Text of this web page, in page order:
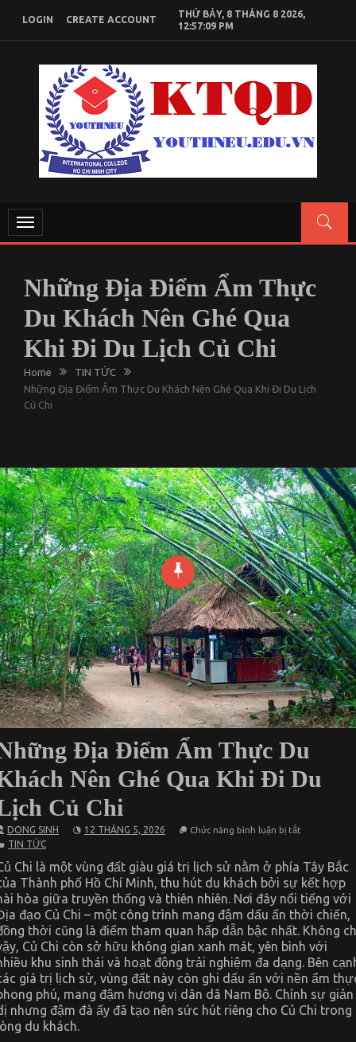
content
LOGIN CREATE ACCOUNT
THỨ BẢY, 8 THÁNG 8 2026,
12:57:09 PM
KIẾN THỨC KINH TẾ QUỐC DÂN
Toggle
navigation
Những Địa Điểm Ẩm Thực
Du Khách Nên Ghé Qua
Khi Đi Du Lịch Củ Chi
Home
TIN TỨC
Những Địa Điểm Ẩm Thực Du Khách Nên Ghé Qua Khi Đi Du Lịch
Củ Chi
Địa Điểm Ẩm Thực Du
Nên Ghé Qua Khi Đi Du
Củ Chi
DONG SINH 12 THÁNG 5, 2026 Chức năng bình luận bị tắt
Điểm
Ẩm
Thực
Du
Khách
Nên
Ghé
Qua
Khi
Đi
Du
Lịch
Củ
Chi
TIN TỨC
Chi là một vùng đất giàu giá trị lịch sử nằm ở phía Tây Bắc
Thành phố Hồ Chí Minh, thu hút du khách bởi sự kết hợp
hòa giữa truyền thống và thiên nhiên. Nơi đây nổi tiếng với
đạo Củ Chi – một công trình mang đậm dấu ấn thời chiến,
thời cũng là điểm tham quan hấp dẫn bậc nhất. Không
Củ Chi còn sở hữu không gian xanh mát, yên bình với
khu sinh thái và hoạt động trải nghiệm đa dạng. Bên
giá trị lịch sử, vùng đất này còn ghi dấu ấn với nền ẩm
phú, mang đậm hương vị dân dã Nam Bộ. Chính sự giản
nhưng đậm đà ấy đã tạo nên sức hút riêng cho Củ Chi trong
du khách.